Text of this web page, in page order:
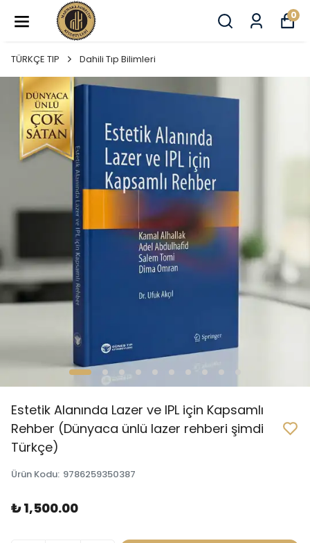
0
TÜRKÇE TIP Dahili Tıp Bilimleri
Estetik Alanında Lazer ve IPL için Kapsamlı
Rehber (Dünyaca ünlü lazer rehberi şimdi
Türkçe)
Ürün Kodu: 9786259350387
₺ 1,500.00